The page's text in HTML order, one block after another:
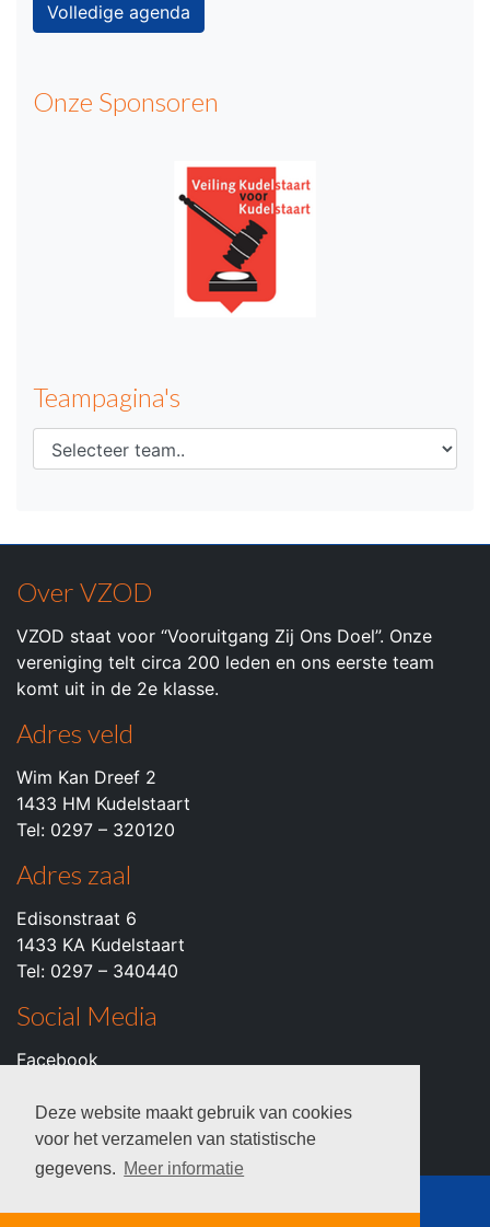
Deze website maakt gebruik van cookies
voor het verzamelen van statistische
gegevens. Meer informatie
Volledige agenda
Onze Sponsoren
Teampagina's
Over VZOD
VZOD staat voor “Vooruitgang Zij Ons Doel”. Onze
vereniging telt circa 200 leden en ons eerste team
komt uit in de 2e klasse.
Adres veld
Wim Kan Dreef 2
1433 HM Kudelstaart
Tel: 0297 – 320120
Adres zaal
Edisonstraat 6
1433 KA Kudelstaart
Tel: 0297 – 340440
Social Media
Facebook
Youtube